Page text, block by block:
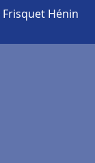
Hénin